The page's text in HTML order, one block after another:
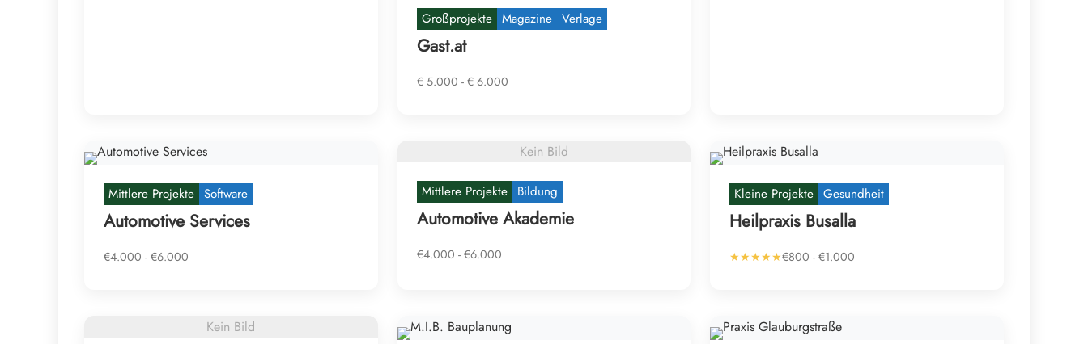
Großprojekte Magazine Verlage
Gast.at
€ 5.000 - € 6.000
Mittlere Projekte Software
Automotive Services
€4.000 - €6.000
Kein Bild
Mittlere Projekte Bildung
Automotive Akademie
€4.000 - €6.000
Kleine Projekte Gesundheit
Heilpraxis Busalla
★★★★★€800 - €1.000
Kein Bild